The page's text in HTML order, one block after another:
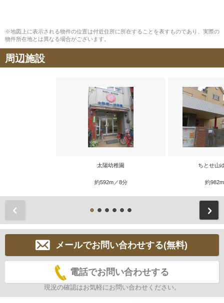
※地図上に表示される物件の位置は付近住所に所在することを表すものであり、実際の
物件所在地とは異なる場合がございます。
周辺施設
太陽幼稚園
約592m／8分
ちとせ山
約
メールでお問い合わせする(無料)
電話でお問い合わせする
現況の確認はお気軽にお問い合わせください。